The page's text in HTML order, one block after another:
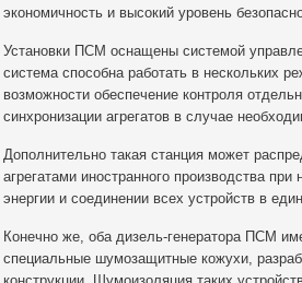
экономичность и высокий уровень
Установки ПСМ оснащены системой
система способна работать в нескольких
возможности обеспечение контроля
синхронизации агрегатов в случае
Дополнительно такая станция может
агрегатами иностранного производства
энергии и соединении всех устройств в
Конечно же, оба дизель-генератора ПСМ
специальные шумозащитные кожухи,